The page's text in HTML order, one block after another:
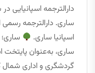
دارالترجمه اسپانیایی
ساری. دارالترجمه رسمی
اسپانیا ساری.
ساری، به‌عنوان پایتخت
گردشگری و اداری